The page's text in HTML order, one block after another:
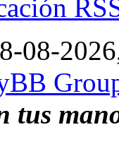
08-
tus